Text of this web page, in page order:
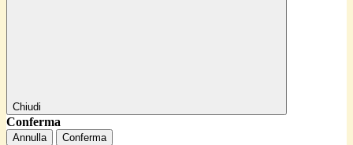
Chiudi
Conferma
Annulla Conferma